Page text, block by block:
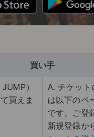
買い手
）
買えま
A. チケッ
は以下のペ
です。ご登
新規登録か